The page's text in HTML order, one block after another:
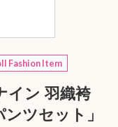
Fashion Item
イン 羽織袴
ツセット」